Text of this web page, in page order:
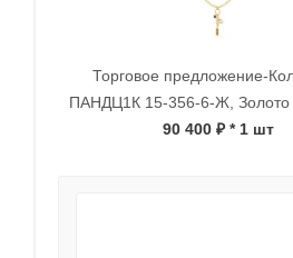
Торговое предложение-
ПАНДЦ1К 15-356-6-Ж, Золото
90 400 ₽* 1 шт